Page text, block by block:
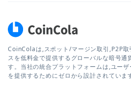
CoinColaは,スポット/マージン取引,P2P
スを低料金で提供するグローバルな暗号通
す。当社の統合プラットフォームは,ユー
を提供するためにゼロから設計されていま